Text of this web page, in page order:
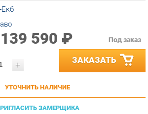
590 ₽
ЗАКАЗАТЬ
УТОЧНИТЬ НАЛИЧИЕ
ЗАМЕРЩИКА
ЛУЧШЕЙ ЦЕНЫ